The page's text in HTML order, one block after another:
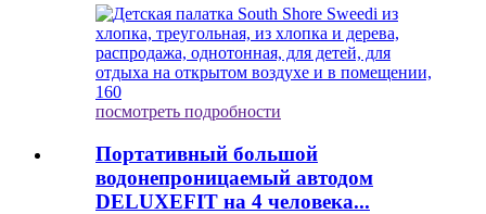
посмотреть подробности
Портативный большой
водонепроницаемый автодом
DELUXEFIT на 4 человека...